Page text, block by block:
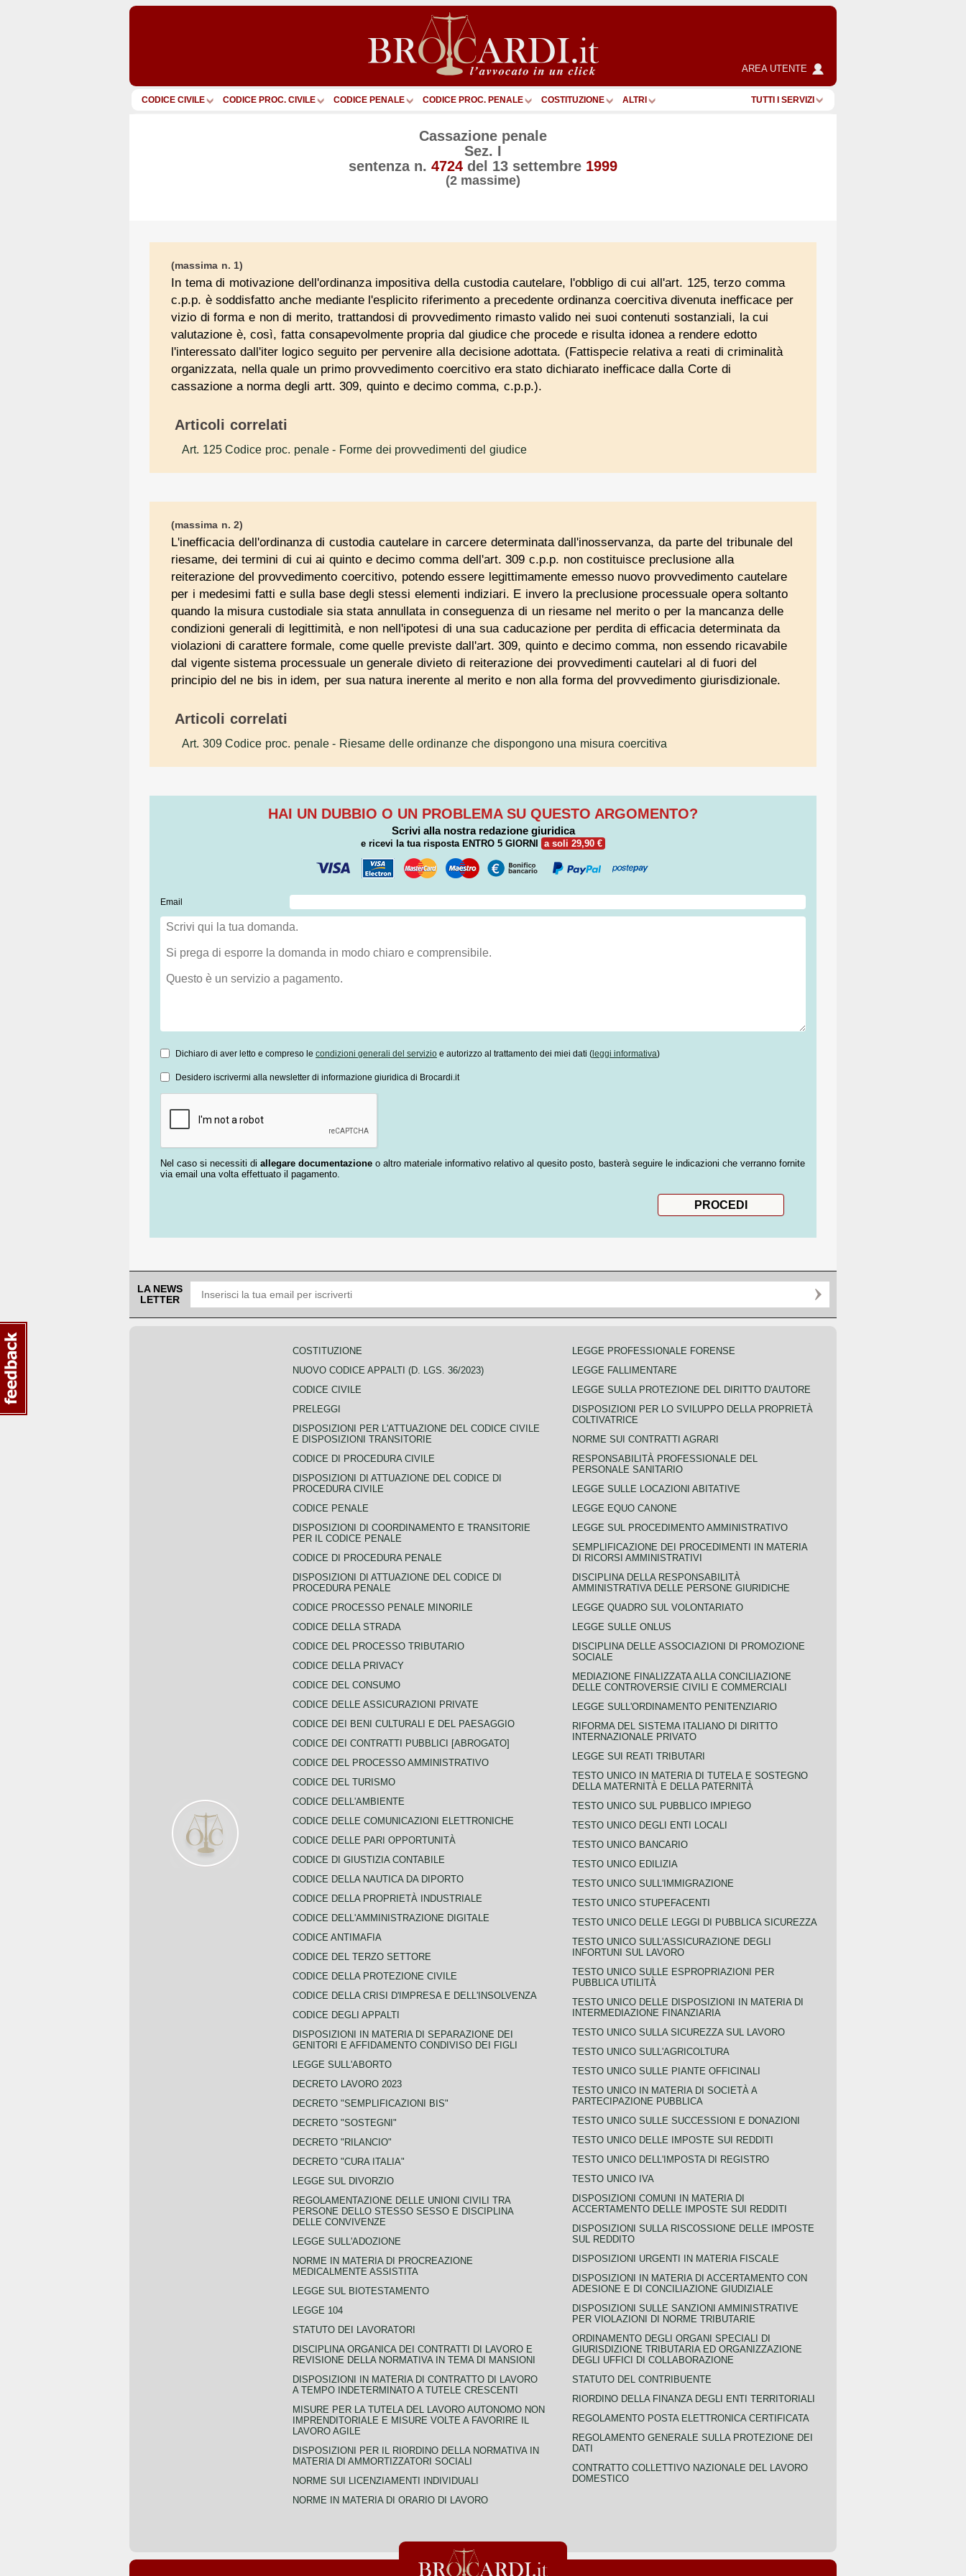
AREA UTENTE
CODICE CIVILE CODICE PROC. CIVILE CODICE PENALE CODICE PROC. PENALE COSTITUZIONE ALTRI TUTTI I SERVIZI
Cassazione penale
Sez. I
sentenza n. 4724 del 13 settembre 1999
(2 massime)
(massima n. 1)
In tema di motivazione dell'ordinanza impositiva della custodia cautelare, l'obbligo di cui all'art. 125, terzo comma
c.p.p. è soddisfatto anche mediante l'esplicito riferimento a precedente ordinanza coercitiva divenuta inefficace per
vizio di forma e non di merito, trattandosi di provvedimento rimasto valido nei suoi contenuti sostanziali, la cui
valutazione è, così, fatta consapevolmente propria dal giudice che procede e risulta idonea a rendere edotto
l'interessato dall'iter logico seguito per pervenire alla decisione adottata. (Fattispecie relativa a reati di criminalità
organizzata, nella quale un primo provvedimento coercitivo era stato dichiarato inefficace dalla Corte di
cassazione a norma degli artt. 309, quinto e decimo comma, c.p.p.).
Articoli correlati
Art. 125 Codice proc. penale- Forme dei provvedimenti del giudice
(massima n. 2)
L'inefficacia dell'ordinanza di custodia cautelare in carcere determinata dall'inosservanza, da parte del tribunale del
riesame, dei termini di cui ai quinto e decimo comma dell'art. 309 c.p.p. non costituisce preclusione alla
reiterazione del provvedimento coercitivo, potendo essere legittimamente emesso nuovo provvedimento cautelare
per i medesimi fatti e sulla base degli stessi elementi indiziari. E invero la preclusione processuale opera soltanto
quando la misura custodiale sia stata annullata in conseguenza di un riesame nel merito o per la mancanza delle
condizioni generali di legittimità, e non nell'ipotesi di una sua caducazione per perdita di efficacia determinata da
violazioni di carattere formale, come quelle previste dall'art. 309, quinto e decimo comma, non essendo ricavabile
dal vigente sistema processuale un generale divieto di reiterazione dei provvedimenti cautelari al di fuori del
principio del ne bis in idem, per sua natura inerente al merito e non alla forma del provvedimento giurisdizionale.
Articoli correlati
Art. 309 Codice proc. penale- Riesame delle ordinanze che dispongono una misura coercitiva
HAI UN DUBBIO O UN PROBLEMA SU QUESTO ARGOMENTO?
Scrivi alla nostra redazione giuridica
e ricevi la tua risposta ENTRO 5 GIORNI a soli 29,90 €
Email
Dichiaro di aver letto e compreso le condizioni generali del servizio e autorizzo al trattamento dei miei dati ( leggi informativa)
Desidero iscrivermi alla newsletter di informazione giuridica di Brocardi.it
Nel caso si necessiti di allegare documentazione o altro materiale informativo relativo al quesito posto, basterà seguire le indicazioni che verranno fornite
via email una volta effettuato il pagamento.
LA NEWS
LETTER
COSTITUZIONE
NUOVO CODICE APPALTI (D. LGS. 36/2023)
CODICE CIVILE
PRELEGGI
DISPOSIZIONI PER L'ATTUAZIONE DEL CODICE CIVILE
E DISPOSIZIONI TRANSITORIE
CODICE DI PROCEDURA CIVILE
DISPOSIZIONI DI ATTUAZIONE DEL CODICE DI
PROCEDURA CIVILE
CODICE PENALE
DISPOSIZIONI DI COORDINAMENTO E TRANSITORIE
PER IL CODICE PENALE
CODICE DI PROCEDURA PENALE
DISPOSIZIONI DI ATTUAZIONE DEL CODICE DI
PROCEDURA PENALE
CODICE PROCESSO PENALE MINORILE
CODICE DELLA STRADA
CODICE DEL PROCESSO TRIBUTARIO
CODICE DELLA PRIVACY
CODICE DEL CONSUMO
CODICE DELLE ASSICURAZIONI PRIVATE
CODICE DEI BENI CULTURALI E DEL PAESAGGIO
CODICE DEI CONTRATTI PUBBLICI [ABROGATO]
CODICE DEL PROCESSO AMMINISTRATIVO
CODICE DEL TURISMO
CODICE DELL'AMBIENTE
CODICE DELLE COMUNICAZIONI ELETTRONICHE
CODICE DELLE PARI OPPORTUNITÀ
CODICE DI GIUSTIZIA CONTABILE
CODICE DELLA NAUTICA DA DIPORTO
CODICE DELLA PROPRIETÀ INDUSTRIALE
CODICE DELL'AMMINISTRAZIONE DIGITALE
CODICE ANTIMAFIA
CODICE DEL TERZO SETTORE
CODICE DELLA PROTEZIONE CIVILE
CODICE DELLA CRISI D'IMPRESA E DELL'INSOLVENZA
CODICE DEGLI APPALTI
DISPOSIZIONI IN MATERIA DI SEPARAZIONE DEI
GENITORI E AFFIDAMENTO CONDIVISO DEI FIGLI
LEGGE SULL'ABORTO
DECRETO LAVORO 2023
DECRETO "SEMPLIFICAZIONI BIS"
DECRETO "SOSTEGNI"
DECRETO "RILANCIO"
DECRETO "CURA ITALIA"
LEGGE SUL DIVORZIO
REGOLAMENTAZIONE DELLE UNIONI CIVILI TRA
PERSONE DELLO STESSO SESSO E DISCIPLINA
DELLE CONVIVENZE
LEGGE SULL'ADOZIONE
NORME IN MATERIA DI PROCREAZIONE
MEDICALMENTE ASSISTITA
LEGGE SUL BIOTESTAMENTO
LEGGE 104
STATUTO DEI LAVORATORI
DISCIPLINA ORGANICA DEI CONTRATTI DI LAVORO E
REVISIONE DELLA NORMATIVA IN TEMA DI MANSIONI
DISPOSIZIONI IN MATERIA DI CONTRATTO DI LAVORO
A TEMPO INDETERMINATO A TUTELE CRESCENTI
MISURE PER LA TUTELA DEL LAVORO AUTONOMO NON
IMPRENDITORIALE E MISURE VOLTE A FAVORIRE IL
LAVORO AGILE
DISPOSIZIONI PER IL RIORDINO DELLA NORMATIVA IN
MATERIA DI AMMORTIZZATORI SOCIALI
NORME SUI LICENZIAMENTI INDIVIDUALI
NORME IN MATERIA DI ORARIO DI LAVORO
LEGGE PROFESSIONALE FORENSE
LEGGE FALLIMENTARE
LEGGE SULLA PROTEZIONE DEL DIRITTO D'AUTORE
DISPOSIZIONI PER LO SVILUPPO DELLA PROPRIETÀ
COLTIVATRICE
NORME SUI CONTRATTI AGRARI
RESPONSABILITÀ PROFESSIONALE DEL
PERSONALE SANITARIO
LEGGE SULLE LOCAZIONI ABITATIVE
LEGGE EQUO CANONE
LEGGE SUL PROCEDIMENTO AMMINISTRATIVO
SEMPLIFICAZIONE DEI PROCEDIMENTI IN MATERIA
DI RICORSI AMMINISTRATIVI
DISCIPLINA DELLA RESPONSABILITÀ
AMMINISTRATIVA DELLE PERSONE GIURIDICHE
LEGGE QUADRO SUL VOLONTARIATO
LEGGE SULLE ONLUS
DISCIPLINA DELLE ASSOCIAZIONI DI PROMOZIONE
SOCIALE
MEDIAZIONE FINALIZZATA ALLA CONCILIAZIONE
DELLE CONTROVERSIE CIVILI E COMMERCIALI
LEGGE SULL'ORDINAMENTO PENITENZIARIO
RIFORMA DEL SISTEMA ITALIANO DI DIRITTO
INTERNAZIONALE PRIVATO
LEGGE SUI REATI TRIBUTARI
TESTO UNICO IN MATERIA DI TUTELA E SOSTEGNO
DELLA MATERNITÀ E DELLA PATERNITÀ
TESTO UNICO SUL PUBBLICO IMPIEGO
TESTO UNICO DEGLI ENTI LOCALI
TESTO UNICO BANCARIO
TESTO UNICO EDILIZIA
TESTO UNICO SULL'IMMIGRAZIONE
TESTO UNICO STUPEFACENTI
TESTO UNICO DELLE LEGGI DI PUBBLICA SICUREZZA
TESTO UNICO SULL'ASSICURAZIONE DEGLI
INFORTUNI SUL LAVORO
TESTO UNICO SULLE ESPROPRIAZIONI PER
PUBBLICA UTILITÀ
TESTO UNICO DELLE DISPOSIZIONI IN MATERIA DI
INTERMEDIAZIONE FINANZIARIA
TESTO UNICO SULLA SICUREZZA SUL LAVORO
TESTO UNICO SULL'AGRICOLTURA
TESTO UNICO SULLE PIANTE OFFICINALI
TESTO UNICO IN MATERIA DI SOCIETÀ A
PARTECIPAZIONE PUBBLICA
TESTO UNICO SULLE SUCCESSIONI E DONAZIONI
TESTO UNICO DELLE IMPOSTE SUI REDDITI
TESTO UNICO DELL'IMPOSTA DI REGISTRO
TESTO UNICO IVA
DISPOSIZIONI COMUNI IN MATERIA DI
ACCERTAMENTO DELLE IMPOSTE SUI REDDITI
DISPOSIZIONI SULLA RISCOSSIONE DELLE IMPOSTE
SUL REDDITO
DISPOSIZIONI URGENTI IN MATERIA FISCALE
DISPOSIZIONI IN MATERIA DI ACCERTAMENTO CON
ADESIONE E DI CONCILIAZIONE GIUDIZIALE
DISPOSIZIONI SULLE SANZIONI AMMINISTRATIVE
PER VIOLAZIONI DI NORME TRIBUTARIE
ORDINAMENTO DEGLI ORGANI SPECIALI DI
GIURISDIZIONE TRIBUTARIA ED ORGANIZZAZIONE
DEGLI UFFICI DI COLLABORAZIONE
STATUTO DEL CONTRIBUENTE
RIORDINO DELLA FINANZA DEGLI ENTI TERRITORIALI
REGOLAMENTO POSTA ELETTRONICA CERTIFICATA
REGOLAMENTO GENERALE SULLA PROTEZIONE DEI
DATI
CONTRATTO COLLETTIVO NAZIONALE DEL LAVORO
DOMESTICO